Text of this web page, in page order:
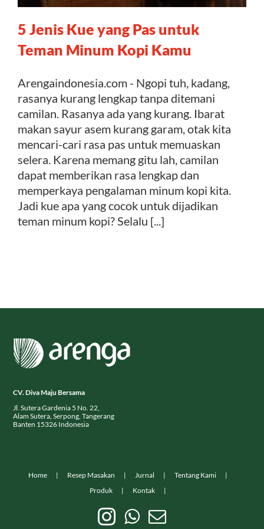
Kontak
5 Jenis Kue yang Pas untuk
Teman Minum Kopi Kamu
Arengaindonesia.com - Ngopi tuh, kadang,
rasanya kurang lengkap tanpa ditemani
camilan. Rasanya ada yang kurang. Ibarat
makan sayur asem kurang garam, otak kita
mencari-cari rasa pas untuk memuaskan
selera. Karena memang gitu lah, camilan
dapat memberikan rasa lengkap dan
memperkaya pengalaman minum kopi kita.
Jadi kue apa yang cocok untuk dijadikan
teman minum kopi? Selalu [...]
CV. Diva Maju Bersama
Jl. Sutera Gardenia 5 No. 22,
Alam Sutera, Serpong, Tangerang
Banten 15326 Indonesia
Home Resep Masakan Jurnal
Tentang Kami
Produk
Kontak